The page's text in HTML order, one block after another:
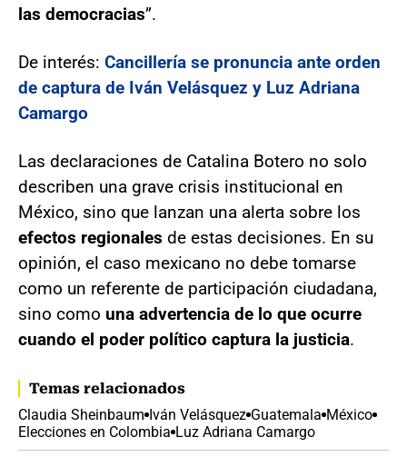
las democracias”.
De interés: Cancillería se pronuncia ante orden
de captura de Iván Velásquez y Luz Adriana
Camargo
Las declaraciones de Catalina Botero no solo
describen una grave crisis institucional en
México, sino que lanzan una alerta sobre los
efectos regionales de estas decisiones. En su
opinión, el caso mexicano no debe tomarse
como un referente de participación ciudadana,
sino como una advertencia de lo que ocurre
cuando el poder político captura la justicia.
Temas relacionados
Claudia Sheinbaum Iván Velásquez Guatemala México
Elecciones en Colombia Luz Adriana Camargo